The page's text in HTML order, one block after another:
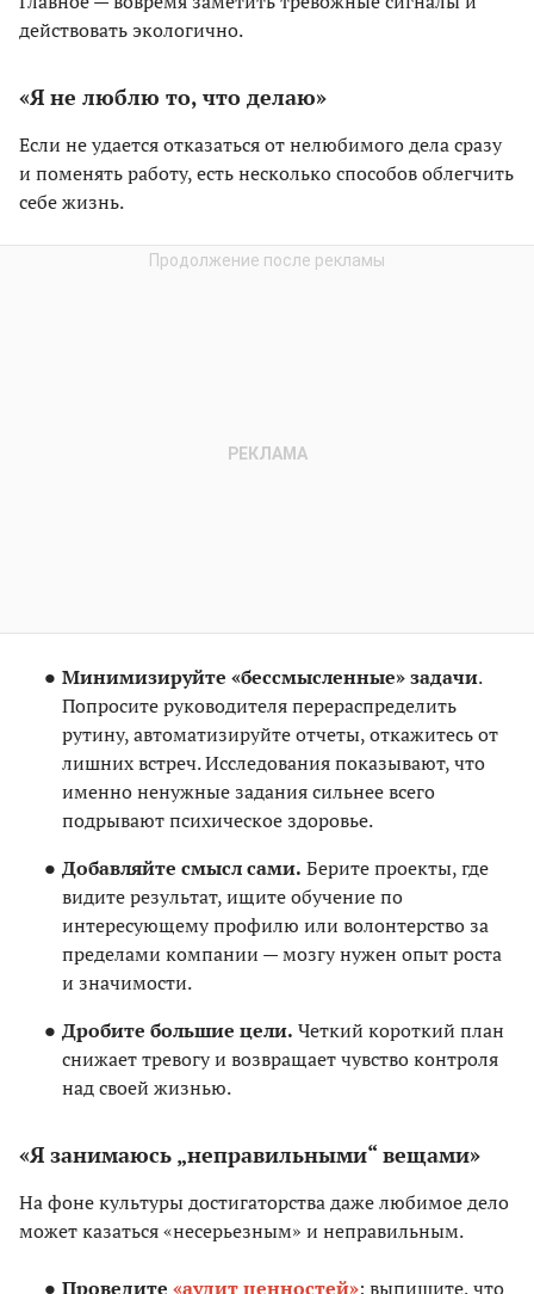
действовать экологично.
«Я не люблю то, что делаю»
Если не удается отказаться от нелюбимого дела сразу
и поменять работу, есть несколько способов облегчить
себе жизнь.
Минимизируйте «бессмысленные» задачи.
Попросите руководителя перераспределить
рутину, автоматизируйте отчеты, откажитесь от
лишних встреч. Исследования показывают, что
именно ненужные задания сильнее всего
подрывают психическое здоровье.
Добавляйте смысл сами. Берите проекты, где
видите результат, ищите обучение по
интересующему профилю или волонтерство за
пределами компании — мозгу нужен опыт роста
и значимости.
Дробите большие цели. Четкий короткий план
снижает тревогу и возвращает чувство контроля
над своей жизнью.
«Я занимаюсь „неправильными“ вещами»
На фоне культуры достигаторства даже любимое дело
может казаться «несерьезным» и неправильным.
Проведите «аудит ценностей»: выпишите, что